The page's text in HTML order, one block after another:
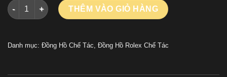
Đồng Hồ Nữ Rolex DateJust Rep 11 Mặt Xám Cọc Số La Mã
THÊM VÀO GIỎ HÀNG
Danh mục: Đồng Hồ Chế Tác Đồng Hồ Rolex Chế Tác